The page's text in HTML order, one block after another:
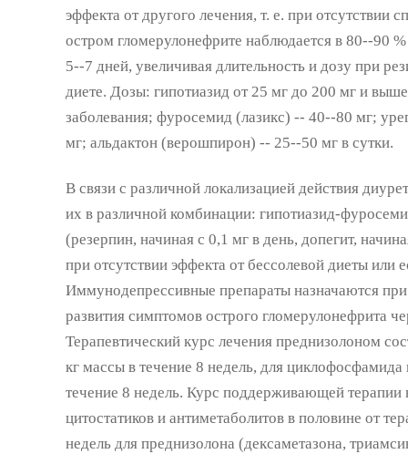
эффекта от другого лечения, т. е. при отсутствии
остром гломерулонефрите наблюдается в 80--90
5--7 дней, увеличивая длительность и дозу при
диете. Дозы: гипотиазид от 25 мг до 200 мг и
заболевания; фуросемид (лазикс) -- 40--80 мг;
мг; альдактон (верошпирон) -- 25--50 мг в сутки.
В связи с различной локализацией действия
их в различной комбинации: гипотиазид-
(резерпин, начиная с 0,1 мг в день, допегит,
при отсутствии эффекта от бессолевой диеты или
Иммунодепрессивные препараты назначаются при
развития симптомов острого гломерулонефрита
Терапевтический курс лечения преднизолоном
кг массы в течение 8 недель, для
течение 8 недель. Курс поддерживающей терапии
цитостатиков и антиметаболитов в половине от
недель для преднизолона (дексаметазона,